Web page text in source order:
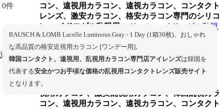
コン、遠視用カラコン、遠視カラコン、コンタクト
レンズ、激安カラコン、格安カラコン専門のシリコ
ン ハイドロゲル乱視用 シリコン ハイドロゲル乱視
用
遠視用【Hyperopia】
[1 Day/ミルミナス グレー] ボシュロム ラシェル (1
箱30枚)、乱視用カラコン、乱視カラコン、格安乱
視用カラコン、激安乱視用カラコン、韓国乱視カラ
コン、遠視用カラコン、遠視カラコン、コンタクト
0件
BAUSCH & LOMB Lacelle Luminous Gray - 1 Day (1箱30枚)、おしゃれ
な高品質の格安近視用カラコン [ワンデー用]。
韓国コンタクト、遠視用、乱視用カラコン専門店アイレンズは韓国を
代表する安全かつお手頃な価格の乱視用コンタクトレンズ販売サイト
となります。